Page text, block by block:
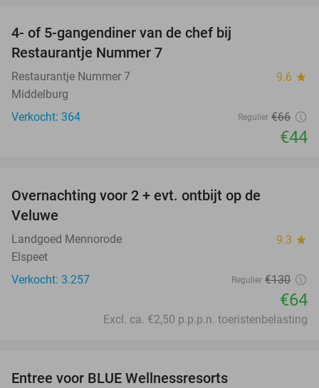
4- of 5-gangendiner van de chef bij
Restaurantje Nummer 7
Restaurantje Nummer 7 9.6 star
Middelburg
Verkocht: 364
Regulier €66
€44
Overnachting voor 2 + evt. ontbijt op de
Veluwe
Landgoed Mennorode 9.3 star
Elspeet
Verkocht: 3.257
Regulier €130
€64
Excl. ca. €2,50 p.p.p.n. toeristenbelasting
Entree voor BLUE Wellnessresorts